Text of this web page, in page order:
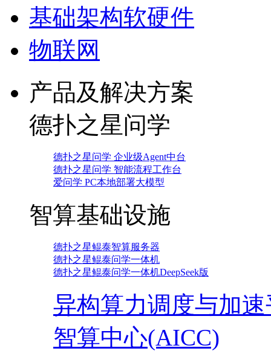
基础架构软硬件
物联网
产品及解决方案
德扑之星问学
德扑之星问学 企业级Agent中台
德扑之星问学 智能流程工作台
爱问学 PC本地部署大模型
智算基础设施
德扑之星鲲泰智算服务器
德扑之星鲲泰问学一体机
德扑之星鲲泰问学一体机DeepSeek版
异构算力调度与加
智算中心(AICC)